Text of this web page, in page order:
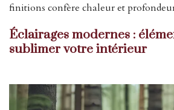
finitions confère chaleur et
Éclairages modernes :
sublimer votre intérieur